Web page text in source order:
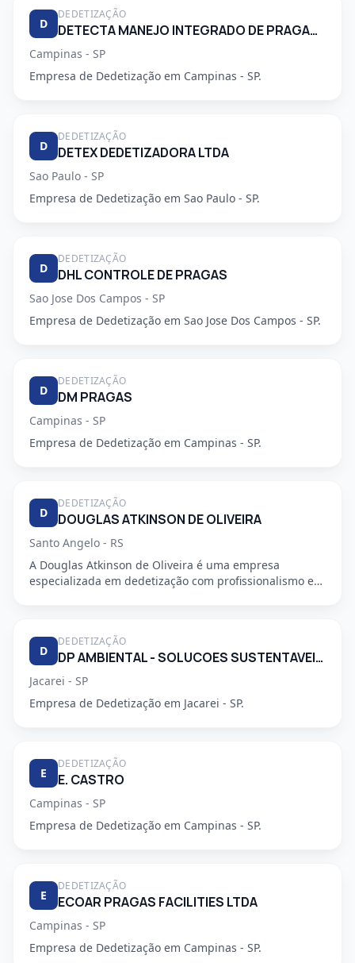
D
DEDETIZAÇÃO
DETECTA MANEJO INTEGRADO DE PRAGAS URBANAS
Campinas - SP
Empresa de Dedetização em Campinas - SP.
D
DEDETIZAÇÃO
DETEX DEDETIZADORA LTDA
Sao Paulo - SP
Empresa de Dedetização em Sao Paulo - SP.
D
DEDETIZAÇÃO
DHL CONTROLE DE PRAGAS
Sao Jose Dos Campos - SP
Empresa de Dedetização em Sao Jose Dos Campos - SP.
D
DEDETIZAÇÃO
DM PRAGAS
Campinas - SP
Empresa de Dedetização em Campinas - SP.
D
DEDETIZAÇÃO
DOUGLAS ATKINSON DE OLIVEIRA
Santo Angelo - RS
A Douglas Atkinson de Oliveira é uma empresa
especializada em dedetização com profissionalismo e
D
DEDETIZAÇÃO
DP AMBIENTAL - SOLUCOES SUSTENTAVEIS LTDA
Jacarei - SP
Empresa de Dedetização em Jacarei - SP.
E
DEDETIZAÇÃO
E. CASTRO
Campinas - SP
Empresa de Dedetização em Campinas - SP.
E
DEDETIZAÇÃO
ECOAR PRAGAS FACILITIES LTDA
Campinas - SP
Empresa de Dedetização em Campinas - SP.